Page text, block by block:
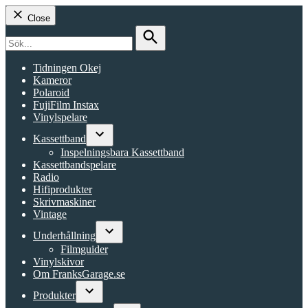
Close
for:
Search
Tidningen Okej
Kameror
Polaroid
FujiFilm Instax
Vinylspelare
Kassettband
Open
dropdown
menu
Inspelningsbara Kassettband
Kassettbandspelare
Radio
Hifiprodukter
Skrivmaskiner
Vintage
Underhållning
Open
Filmguider
Vinylskivor
Om FranksGarage.se
Produkter
Open